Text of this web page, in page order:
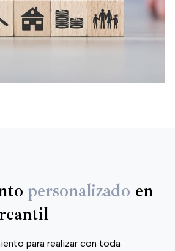
personalizado en
para realizar con toda